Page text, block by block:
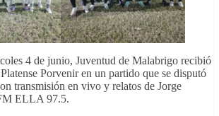
4 de junio, Juventud de Malabrigo recibió
Porvenir en un partido que se disputó
transmisión en vivo y relatos de Jorge
ELLA 97.5.